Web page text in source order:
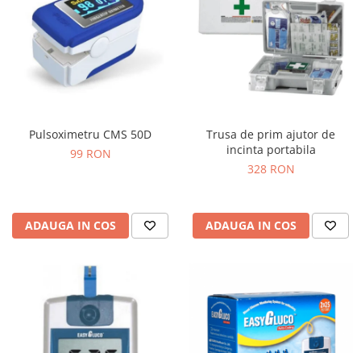
Pulsoximetru CMS 50D
99 RON
ADAUGA IN COS
Trusa de prim ajutor de
incinta portabila
328 RON
ADAUGA IN COS